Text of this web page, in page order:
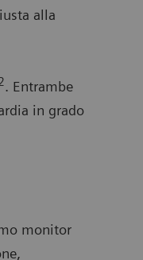
alla
. Entrambe
in grado
monitor